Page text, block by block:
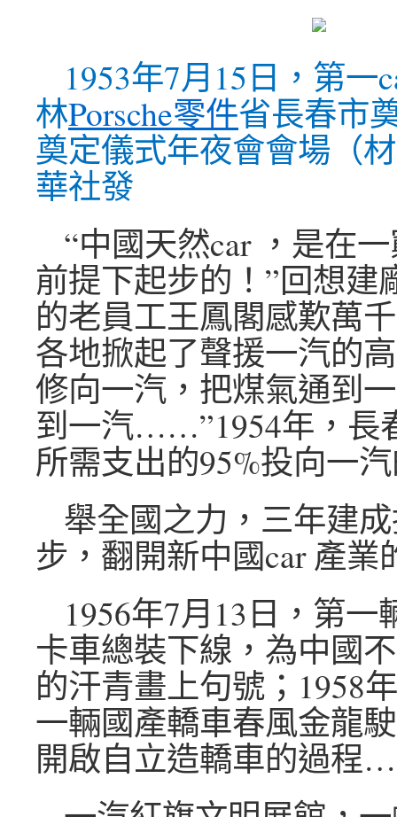
1953年7月15日，第一
林Porsche零件省長春市
奠定儀式年夜會會場（
華社發
“中國天然car ，是在
前提下起步的！”回想建
的老員工王鳳閣感歎萬
各地掀起了聲援一汽的
修向一汽，把煤氣通到
到一汽……”1954年，長
所需支出的95%投向一
舉全國之力，三年建
步，翻開新中國car 產業
1956年7月13日，第一
卡車總裝下線，為中國
的汗青畫上句號；1958
一輛國產轎車春風金龍
開啟自立造轎車的過